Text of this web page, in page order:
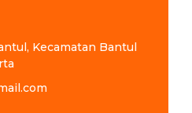
Kecamatan Bantul